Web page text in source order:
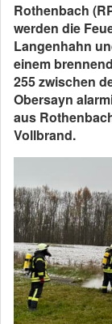
Rothenbach
werden die
Langenhahn
einem
255 zwischen
Obersayn
aus
Vollbrand.